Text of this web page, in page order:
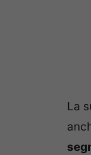
La